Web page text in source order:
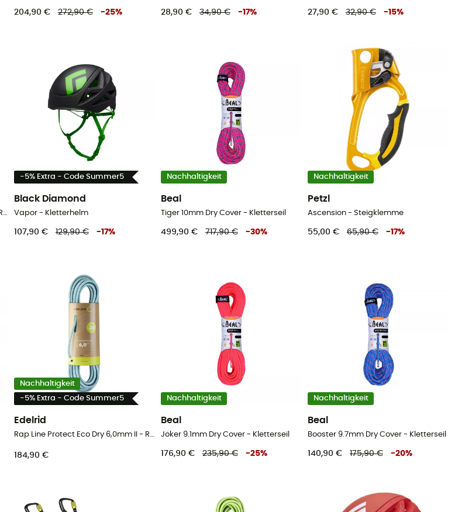
204,90 € 272,90 € -25% 28,90 € 34,90 € -17% 27,90 € 32,90 € -15%
Rap Line Protect Eco Dry 6,0mm II - Reepschnur
-5% Extra - Code Summer5
Black Diamond
Vapor - Kletterhelm
107,90 € 129,90 € -17%
Nachhaltigkeit
Beal
Tiger 10mm Dry Cover - Kletterseil
499,90 € 717,90 € -30%
Nachhaltigkeit
Petzl
Ascension - Steigklemme
55,00 € 65,90 € -17%
Nachhaltigkeit
-5% Extra - Code Summer5
Edelrid
Rap Line Protect Eco Dry 6,0mm II - Reepschnur
184,90 €
Nachhaltigkeit
Beal
Joker 9.1mm Dry Cover - Kletterseil
176,90 € 235,90 € -25%
Nachhaltigkeit
Beal
Booster 9.7mm Dry Cover - Kletterseil
140,90 € 175,90 € -20%